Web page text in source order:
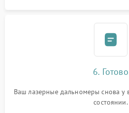
6. Готово
Ваш лазерные дальномеры снова у
состоянии.